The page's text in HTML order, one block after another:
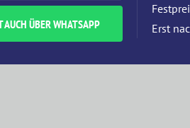
AUCH ÜBER WHATSAPP
Erst